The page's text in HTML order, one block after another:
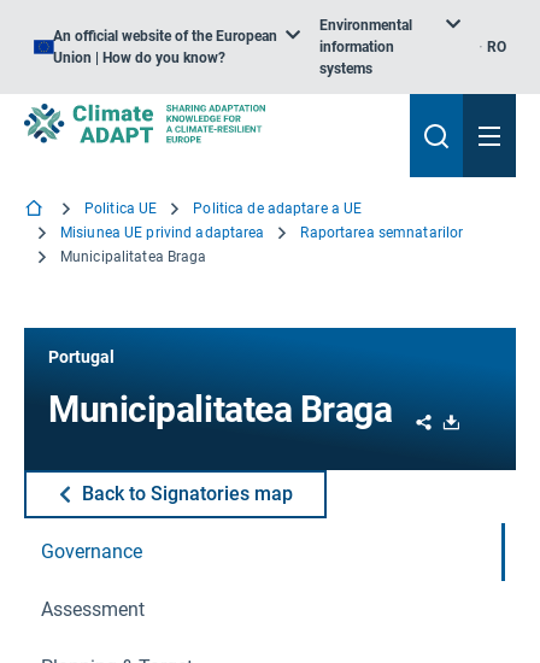
An official website of the European
Union | How do you know?
Environmental
information
systems
RO
Politica UE
Politica de adaptare a UE
Misiunea UE privind adaptarea
Raportarea semnatarilor
Municipalitatea Braga
Portugal
Municipalitatea Braga Share
Back to Signatories map
Governance
Assessment